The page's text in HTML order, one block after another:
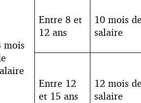
mois
Entre 8 et
12 ans
10 mois
salaire
Entre 12
et 15 ans
12 mois
salaire